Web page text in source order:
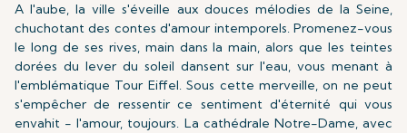
A l'aube, la ville s'éveille aux douces mélodies de la Seine,
chuchotant des contes d'amour intemporels. Promenez-vous
le long de ses rives, main dans la main, alors que les teintes
dorées du lever du soleil dansent sur l'eau, vous menant à
l'emblématique Tour Eiffel. Sous cette merveille, on ne peut
s'empêcher de ressentir ce sentiment d'éternité qui vous
envahit - l'amour, toujours. La cathédrale Notre-Dame, avec